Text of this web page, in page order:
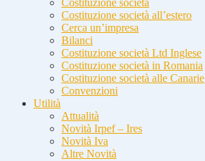
Costituzione società
Costituzione società all’estero
Cerca un’impresa
Bilanci
Costituzione società Ltd Inglese
Costituzione società in Romania
Costituzione società alle Canarie
Convenzioni
Utilità
Attualità
Novità Irpef – Ires
Novità Iva
Altre Novità